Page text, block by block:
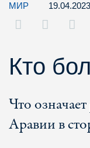
МИР 19.04.2023
Кто
Что
Аравии в